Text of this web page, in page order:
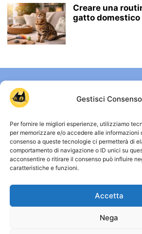
Gestisci Consenso
Per fornire le migliori esperienze, utilizziamo
per memorizzare e/o accedere alle informazioni
consenso a queste tecnologie ci permetterà di
comportamento di navigazione o ID unici su
acconsentire o ritirare il consenso può influire
caratteristiche e funzioni.
Accetta
Nega
Creare una
gatto domestico
CHI SIAMO
accanto a un gatto e vuole capirlo
chiare, approfondimenti su
quotidiana, senza miti inutili e senza
comprendere e convivere meglio con